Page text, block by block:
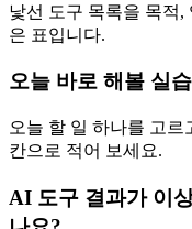
낯선 도구 목록을 목적,
은 표입니다.
오늘 바로 해볼 실
오늘 할 일 하나를 고르
칸으로 적어 보세요.
AI 도구 결과가 이